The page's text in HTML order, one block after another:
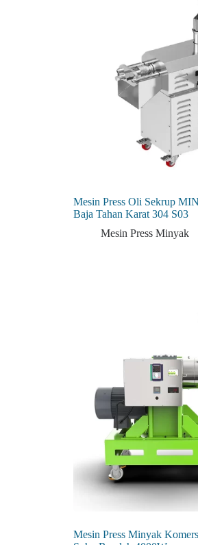
Mesin Press Oli Sekrup
Baja Tahan Karat 304 S03
Mesin Press Minyak
Mesin Press Minyak